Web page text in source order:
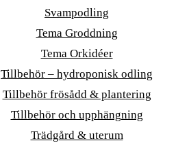
Svampodling
Tema Groddning
Tema Orkidéer
Tillbehör – hydroponisk odling
Tillbehör frösådd & plantering
Tillbehör och upphängning
Trädgård & uterum